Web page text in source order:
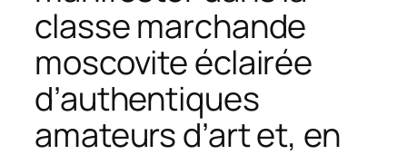
classe marchande
moscovite éclairée
d’authentiques
amateurs d’art et, en